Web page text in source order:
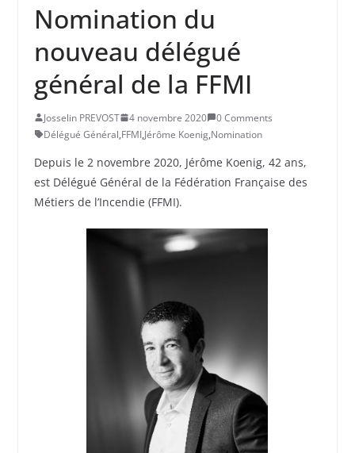
Nomination du
nouveau délégué
général de la FFMI
Josselin PREVOST 4 novembre 2020
0 Comments
Délégué Général,FFMI,Jérôme Koenig,Nomination
Depuis le 2 novembre 2020, Jérôme Koenig, 42 ans,
est Délégué Général de la Fédération Française des
Métiers de l’Incendie (FFMI).